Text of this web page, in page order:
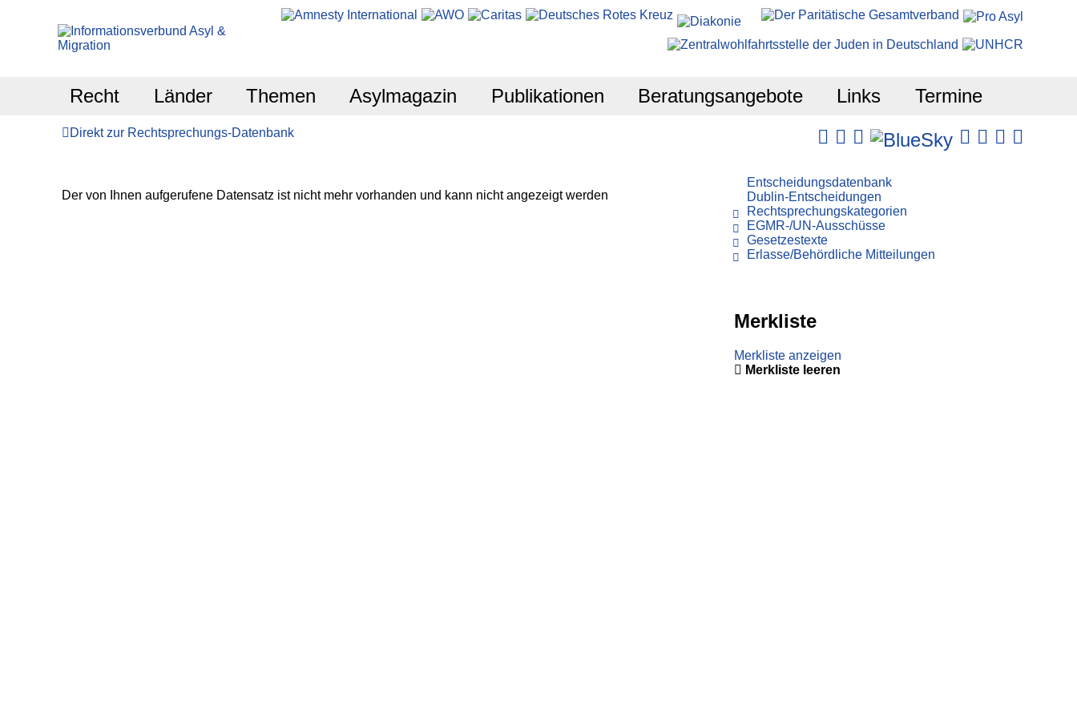
Recht Länder Themen Asylmagazin Publikationen Beratungsangebote Links Termine
Direkt zur Rechtsprechungs-Datenbank
Der von Ihnen aufgerufene Datensatz ist nicht mehr vorhanden und kann nicht angezeigt werden
Entscheidungsdatenbank
Dublin-Entscheidungen
Rechtsprechungskategorien
EGMR-/UN-Ausschüsse
Gesetzestexte
Erlasse/Behördliche Mitteilungen
Merkliste
Merkliste anzeigen
Merkliste leeren